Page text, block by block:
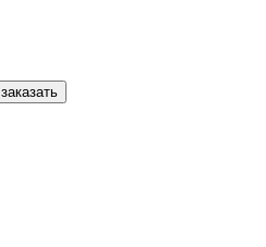
заказать